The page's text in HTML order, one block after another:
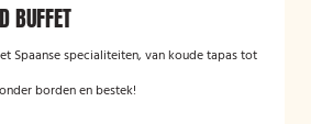
BUFFET
Spaanse specialiteiten, van koude tapas tot
borden en bestek!